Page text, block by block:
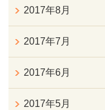
2017年8月
2017年7月
2017年6月
2017年5月